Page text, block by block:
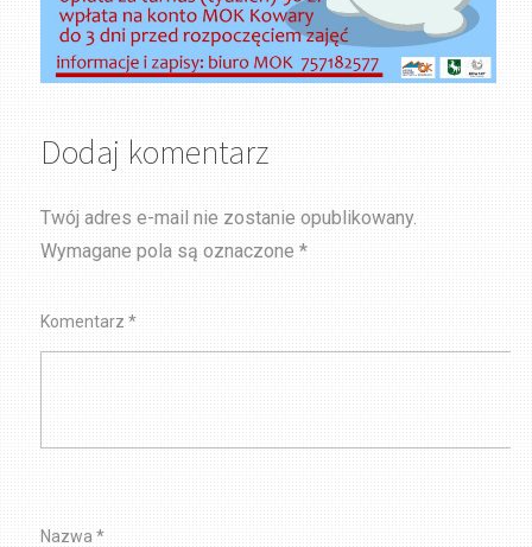
Dodaj komentarz
Twój adres e-mail nie zostanie opublikowany.
Wymagane pola są oznaczone*
Komentarz*
Nazwa*